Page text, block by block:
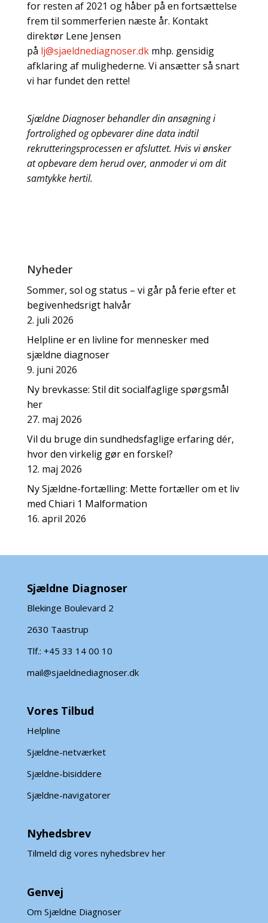
for resten af 2021 og håber på en fortsættelse
frem til sommerferien næste år. Kontakt
direktør Lene Jensen
på lj@sjaeldnediagnoser.dk mhp. gensidig
afklaring af mulighederne. Vi ansætter så snart
vi har fundet den rette!
Sjældne Diagnoser behandler din ansøgning i
fortrolighed og opbevarer dine data indtil
rekrutteringsprocessen er afsluttet. Hvis vi ønsker
at opbevare dem herud over, anmoder vi om dit
samtykke hertil.
Nyheder
Sommer, sol og status – vi går på ferie efter et
begivenhedsrigt halvår
2. juli 2026
Helpline er en livline for mennesker med
sjældne diagnoser
9. juni 2026
Ny brevkasse: Stil dit socialfaglige spørgsmål
her
27. maj 2026
Vil du bruge din sundhedsfaglige erfaring dér,
hvor den virkelig gør en forskel?
12. maj 2026
Ny Sjældne-fortælling: Mette fortæller om et liv
med Chiari 1 Malformation
16. april 2026
Sjældne Diagnoser
Blekinge Boulevard 2
2630 Taastrup
Tlf.: +45 33 14 00 10
mail@sjaeldnediagnoser.dk
Vores Tilbud
Helpline
Sjældne-netværket
Sjældne-bisiddere
Sjældne-navigatorer
Nyhedsbrev
Tilmeld dig vores nyhedsbrev her
Genvej
Om Sjældne Diagnoser